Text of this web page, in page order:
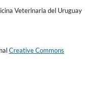
Veterinaria del Uruguay
Creative Commons